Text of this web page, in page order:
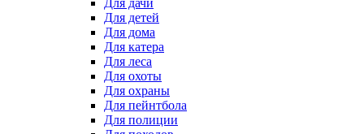
Для дачи
Для детей
Для дома
Для катера
Для леса
Для охоты
Для охраны
Для пейнтбола
Для полиции